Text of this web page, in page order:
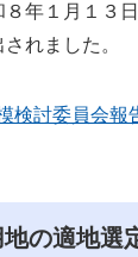
年１月１３
れました。
検討委員会報
地の適地選